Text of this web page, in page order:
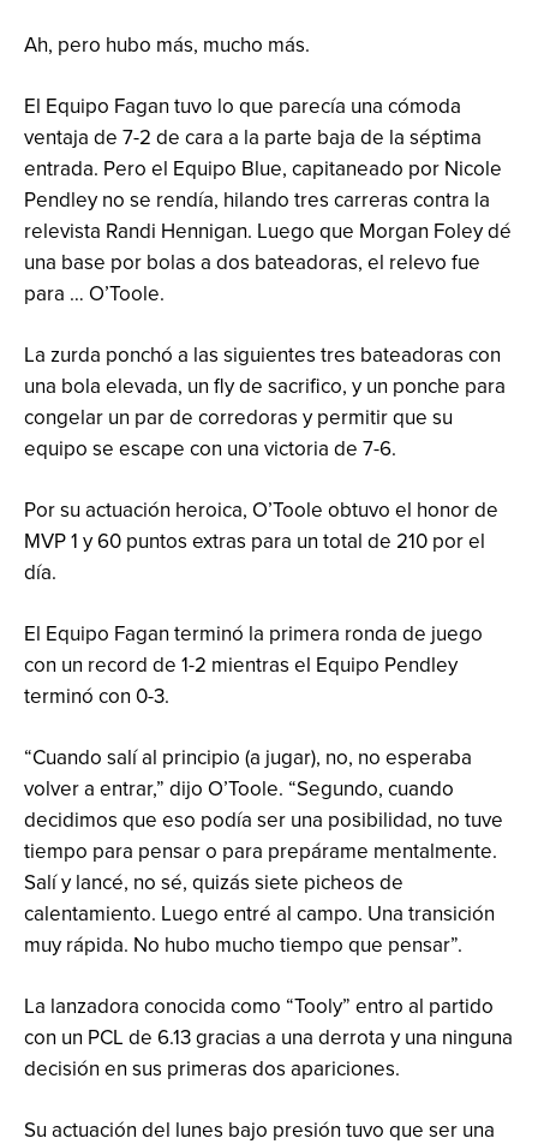
Ah, pero hubo más, mucho más.
El Equipo Fagan tuvo lo que parecía una cómoda
ventaja de 7-2 de cara a la parte baja de la séptima
entrada. Pero el Equipo Blue, capitaneado por Nicole
Pendley no se rendía, hilando tres carreras contra la
relevista Randi Hennigan. Luego que Morgan Foley dé
una base por bolas a dos bateadoras, el relevo fue
para … O’Toole.
La zurda ponchó a las siguientes tres bateadoras con
una bola elevada, un fly de sacrifico, y un ponche para
congelar un par de corredoras y permitir que su
equipo se escape con una victoria de 7-6.
Por su actuación heroica, O’Toole obtuvo el honor de
MVP 1 y 60 puntos extras para un total de 210 por el
día.
El Equipo Fagan terminó la primera ronda de juego
con un record de 1-2 mientras el Equipo Pendley
terminó con 0-3.
“Cuando salí al principio (a jugar), no, no esperaba
volver a entrar,” dijo O’Toole. “Segundo, cuando
decidimos que eso podía ser una posibilidad, no tuve
tiempo para pensar o para prepárame mentalmente.
Salí y lancé, no sé, quizás siete picheos de
calentamiento. Luego entré al campo. Una transición
muy rápida. No hubo mucho tiempo que pensar”.
La lanzadora conocida como “Tooly” entro al partido
con un PCL de 6.13 gracias a una derrota y una ninguna
decisión en sus primeras dos apariciones.
Su actuación del lunes bajo presión tuvo que ser una